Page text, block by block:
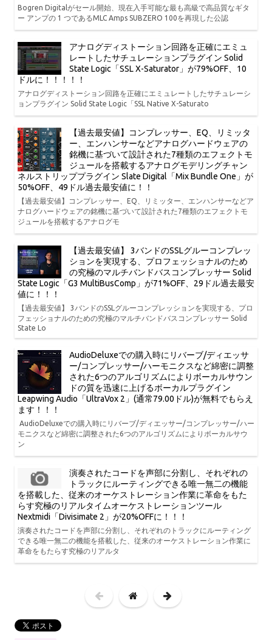
Bogren Digitalがセール開始、現在入手可能な最も高級で高品質なギタ
ー アンプの 1 つであるMLC Amps SUBZERO 100を再現した公認
アナログディストーション回路を正確にエミュ
レートしたサチュレーションプラグイン Solid
State Logic「SSL X-Saturator」が79%OFF、10
ドルに！！！！！
アナログディストーション回路を正確にエミュレートしたサチュレーシ
ョンプラグイン Solid State Logic「SSL Native X-Saturato
【過去最安値】コンプレッサー、EQ、リミッタ
ー、エンハンサーなどアナログハードウェアの
銘機に基づいて設計された7種類のエフェクトモ
ジュールを搭載するアナログモデリングチャン
ネルストリッププラグイン Slate Digital「Mix Bundle One」が
50%OFF、49ドル過去最安値に！！
【過去最安値】コンプレッサー、EQ、リミッター、エンハンサーなどア
ナログハードウェアの銘機に基づいて設計された7種類のエフェクトモ
ジュールを搭載するアナログモ
【過去最安値】 3バンドのSSLグルーコンプレッ
ションを実現する、プロフェッショナルのため
の究極のマルチバンドバスコンプレッサー Solid
State Logic「G3 MultiBusComp」が71%OFF、29ドル過去最安
値に！！！
【過去最安値】 3バンドのSSLグルーコンプレッションを実現する、プロ
フェッショナルのための究極のマルチバンドバスコンプレッサー Solid
State Lo
AudioDeluxeでの購入時にリバーブ/ディエッサ
ー/コンプレッサー/ハーモニクスなど綿密に調整
された6つのアルゴリズムによりボーカルサウン
ドの質を迅速に上げるボーカルプラグイン
Leapwing Audio「UltraVox 2」(通常79.00ドル)が無料でもらえ
ます！！！
AudioDeluxeでの購入時にリバーブ/ディエッサー/コンプレッサー/ハー
モニクスなど綿密に調整された6つのアルゴリズムによりボーカルサウ
ン
演奏されたコードを声部に分割し、それぞれの
トラックにルーティングできる唯一無二の機能
を搭載した、従来のオーケストレーション作業に革命をもた
らす究極のリアルタイムオーケストレーションツール
Nextmidi「Divisimate 2」が20%OFFに！！！
演奏されたコードを声部に分割し、それぞれのトラックにルーティング
できる唯一無二の機能を搭載した、従来のオーケストレーション作業に
革命をもたらす究極のリアルタ